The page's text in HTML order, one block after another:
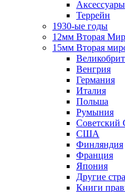
Аксессуары
Террейн
1930-ые годы
12мм Вторая
15мм Вторая
Венгрия
Германия
Италия
Польша
Румыния
Советский
США
Финляндия
Франция
Япония
Другие
Книги